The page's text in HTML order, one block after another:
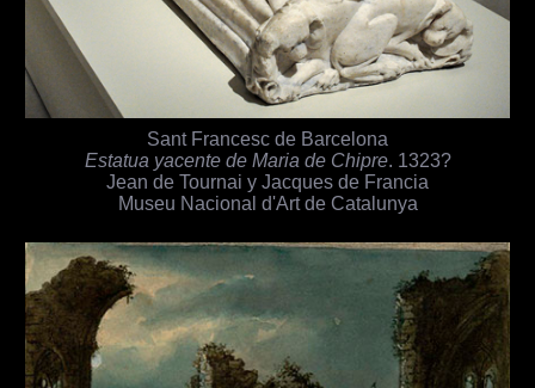
Sant Francesc de Barcelona
Estatua yacente de Maria de Chipre. 1323?
Jean de Tournai y Jacques de Francia
Museu Nacional d'Art de Catalunya